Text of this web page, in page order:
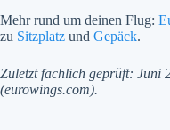
Mehr rund um deinen Flug:
zu Sitzplatz und Gepäck.
Zuletzt fachlich geprüft: Juni
(eurowings.com).